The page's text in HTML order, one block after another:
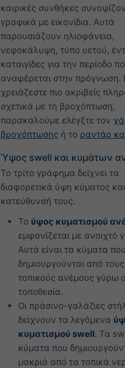
καιρικές συνθήκες
γραφικά με εικονίδια. Αυτά
παρουσιάζουν ηλιοφάνεια,
νεφοκάλυψη, τύπο υετού,
καταιγίδες για την περίοδο
αναφέρεται στην πρόγνωση.
χρειάζεστε πιο ακριβείς
σχετικά με τη βροχόπτωση,
παρακαλούμε ελέγξτε τον
βροχόπτωσης ή το ραντάρ
Ύψος swell και κυμάτων
Το τρίτο γράφημα δείχνει τα
διαφορετικά ύψη κύματος
κατεύθυνσή τους.
Το ύψος κυματισμού
εμφανίζεται με ανοιχτό
Αυτά είναι τα κύματα
δημιουργούνται από τους
τοπικούς ανέμους γύρω
τοποθεσία.
Οι πράσινο-γαλάζιες
δείχνουν τα λεγόμενα
κυματισμού swell. Τα
κύματα που
μακριά από τα τοπικά